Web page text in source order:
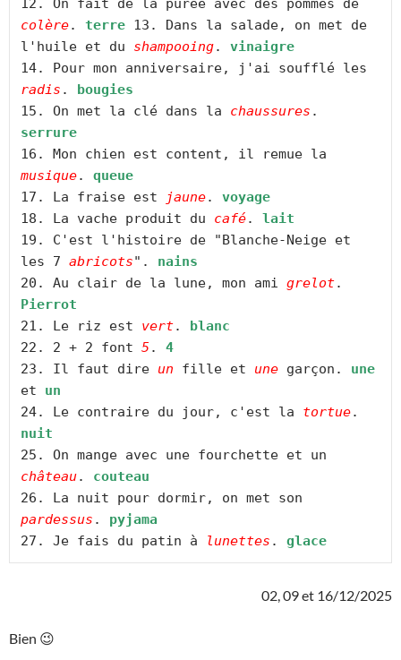
colère. terre 13. Dans la salade, on met de
l'huile et du shampooing. vinaigre
radis . bougies
15. On met la clé dans la chaussures
serrure
musique. queue
17. La fraise est
jaune. voyage
18. La vache produit du café. lait
19. C'est l'histoire de "Blanche-Neige et
les 7 abricots". nains
20. Au clair de la lune, mon ami grelot
Pierrot
21. Le riz est vert. blanc
22. 2 + 2 font 5 . 4
23. Il faut dire un fille et une garçon. une
et un
24. Le contraire du jour, c'est la tortue
nuit
château. couteau
pardessus . pyjama
27. Je fais du patin à
lunettes . glace
02, 09 et 16/12/2025
Bien 😉